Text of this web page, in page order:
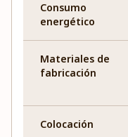
Consumo
energético
Materiales de
fabricación
Colocación